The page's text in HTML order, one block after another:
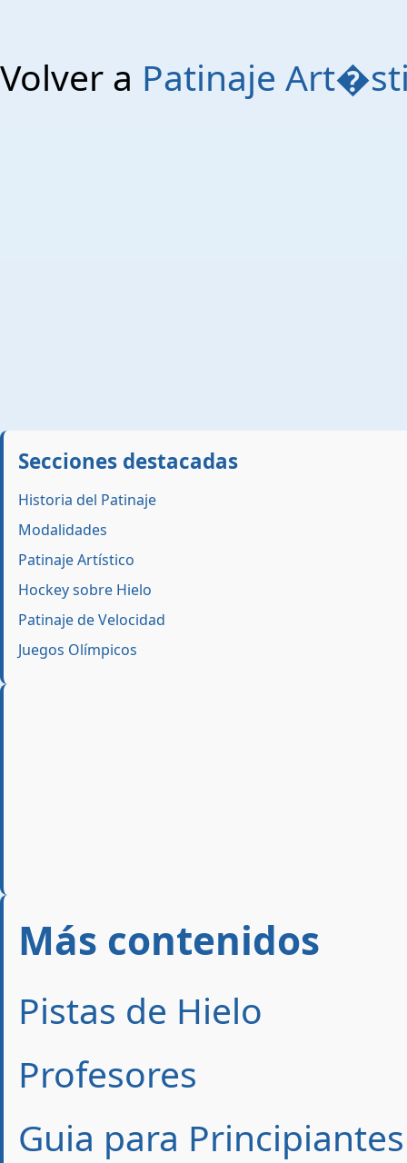
Volver a Patinaje
Secciones destacadas
Historia del Patinaje
Modalidades
Patinaje Artístico
Hockey sobre Hielo
Patinaje de Velocidad
Juegos Olímpicos
Más contenidos
Pistas de Hielo
Profesores
Guia para Principiantes